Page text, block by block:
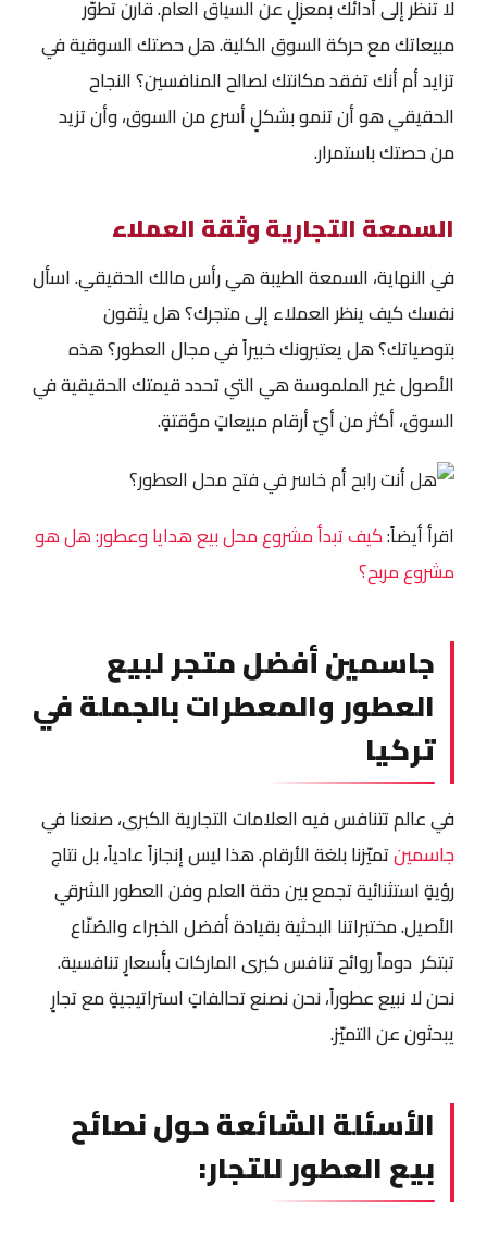
لا تنظر إلى أدائك بمعزلٍ عن السياق العام. قارن تطوّر
مبيعاتك مع حركة السوق الكلية. هل حصتك السوقية في
تزايد أم أنك تفقد مكانتك لصالح المنافسين؟ النجاح
الحقيقي هو أن تنمو بشكلٍ أسرع من السوق، وأن تزيد
من حصتك باستمرار.
السمعة التجارية وثقة العملاء
في النهاية، السمعة الطيبة هي رأس مالك الحقيقي. اسأل
نفسك كيف ينظر العملاء إلى متجرك؟ هل يثقون
بتوصياتك؟ هل يعتبرونك خبيراً في مجال العطور؟ هذه
الأصول غير الملموسة هي التي تحدد قيمتك الحقيقية في
السوق، أكثر من أيّ أرقام مبيعاتٍ مؤقتةٍ.
اقرأ أيضاً:كيف تبدأ مشروع محل بيع هدايا وعطور: هل هو
مشروع مربح؟
جاسمين أفضل متجر لبيع
العطور والمعطرات بالجملة في
تركيا
في عالم تتنافس فيه العلامات التجارية الكبرى، صنعنا في
جاسمينتميّزنا بلغة الأرقام. هذا ليس إنجازاً عادياً، بل نتاج
رؤيةٍ استثنائية تجمع بين دقة العلم وفن العطور الشرقي
الأصيل. مختبراتنا البحثية بقيادة أفضل الخبراء والصُنّاع
تبتكر دوماً روائح تنافس كبرى الماركات بأسعارٍ تنافسية.
نحن لا نبيع عطوراً، نحن نصنع تحالفاتٍ استراتيجيةٍ مع تجارٍ
يبحثون عن التميّز.
الأسئلة الشائعة حول نصائح
بيع العطور للتجار: